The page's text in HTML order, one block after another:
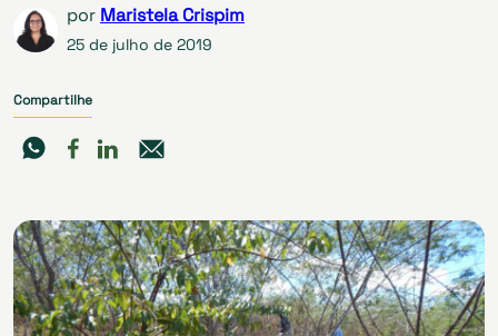
por Maristela Crispim
25 de julho de 2019
Compartilhe